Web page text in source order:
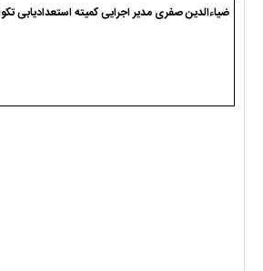
ضیاءالدین صفری مدیر اجرایی کمیته استعدادیابی